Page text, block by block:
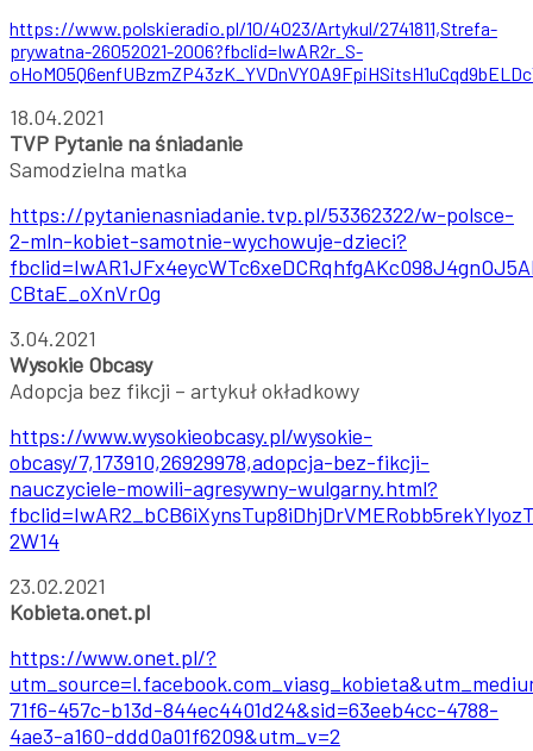
https://www.polskieradio.pl/10/4023/Artykul/2741811,Strefa-
prywatna-26052021-2006?fbclid=IwAR2r_S-
18.04.2021
TVP Pytanie na śniadanie
Samodzielna matka
https://pytanienasniadanie.tvp.pl/53362322/w-polsce-
2-mln-kobiet-samotnie-wychowuje-dzieci?
CBtaE_oXnVrOg
3.04.2021
Wysokie Obcasy
Adopcja bez fikcji – artykuł okładkowy
https://www.wysokieobcasy.pl/wysokie-
obcasy/7,173910,26929978,adopcja-bez-fikcji-
nauczyciele-mowili-agresywny-wulgarny.html?
2W14
23.02.2021
Kobieta.onet.pl
https://www.onet.pl/?
71f6-457c-b13d-844ec4401d24&sid=63eeb4cc-4788-
4ae3-a160-ddd0a01f6209&utm_v=2